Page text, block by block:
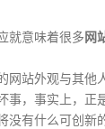
就意味着很多网
站外观与其他
事，事实上，
有什么可创新